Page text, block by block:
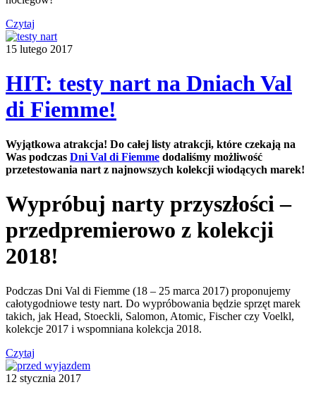
Czytaj
15 lutego 2017
HIT: testy nart na Dniach Val
di Fiemme!
Wyjątkowa atrakcja! Do całej listy atrakcji, które czekają na
Was podczas Dni Val di Fiemme dodaliśmy możliwość
przetestowania nart z najnowszych kolekcji wiodących marek!
Wypróbuj narty przyszłości –
przedpremierowo z kolekcji
2018!
Podczas Dni Val di Fiemme (18 – 25 marca 2017) proponujemy
całotygodniowe testy nart. Do wypróbowania będzie sprzęt marek
takich, jak Head, Stoeckli, Salomon, Atomic, Fischer czy Voelkl,
kolekcje 2017 i wspomniana kolekcja 2018.
Czytaj
12 stycznia 2017